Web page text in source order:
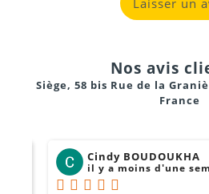
Matériel Sennheiser
Conseils personnalisés pour
système
Ciotat
Laisser un
Nos avis
Siège, 58 bis Rue de la
France
Cindy BOUDOUKHA
il y a moins d'une